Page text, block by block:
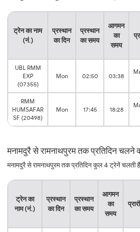
ट्रेन का नाम
(नं.)
प्रस्थान
का दिन
प्रस्थान
का समय
आगमन
का
समय
UBL RMM
EXP
(07355)
Mon 02:50 03:38
RMM
HUMSAFAR
SF (20498)
Mon 17:45 18:28
मनामदुरै से रामनाथपुरम तक प्रतिदिन चलने
मनामदुरै से रामनाथपुरम तक प्रतिदिन कुल 4 ट्रेनें चलती
ट्रेन का
नाम (नं.)
प्रस्थान
का दिन
प्रस्थान
का समय
आगमन
का
समय